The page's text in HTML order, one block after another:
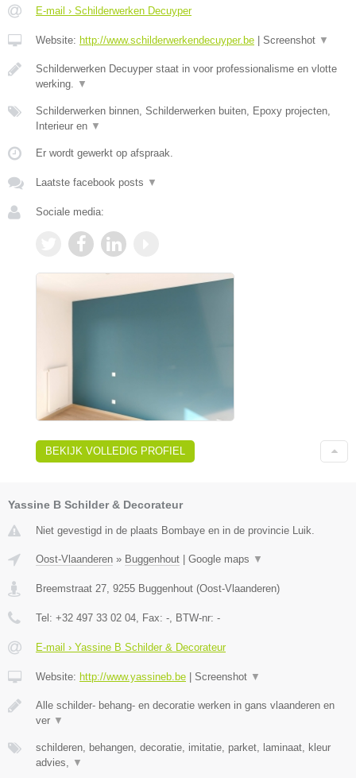
E-mail › Schilderwerken Decuyper
Website: http://www.schilderwerkendecuyper.be | Screenshot ▼
Schilderwerken Decuyper staat in voor professionalisme en vlotte
werking.
▼
Schilderwerken binnen, Schilderwerken buiten, Epoxy projecten,
Interieur en ▼
Er wordt gewerkt op afspraak.
Laatste facebook posts ▼
Sociale media:
BEKIJK VOLLEDIG PROFIEL
Yassine B Schilder & Decorateur
Niet gevestigd in de plaats Bombaye en in de provincie Luik.
Oost-Vlaanderen » Buggenhout Google maps ▼
Breemstraat 27, 9255 Buggenhout (Oost-Vlaanderen)
Tel: +32 497 33 02 04, Fax: -, BTW-nr: -
E-mail › Yassine B Schilder & Decorateur
Website: http://www.yassineb.be Screenshot ▼
Alle schilder- behang- en decoratie werken in gans vlaanderen en
ver ▼
schilderen, behangen, decoratie, imitatie, parket, laminaat, kleur
advies, ▼